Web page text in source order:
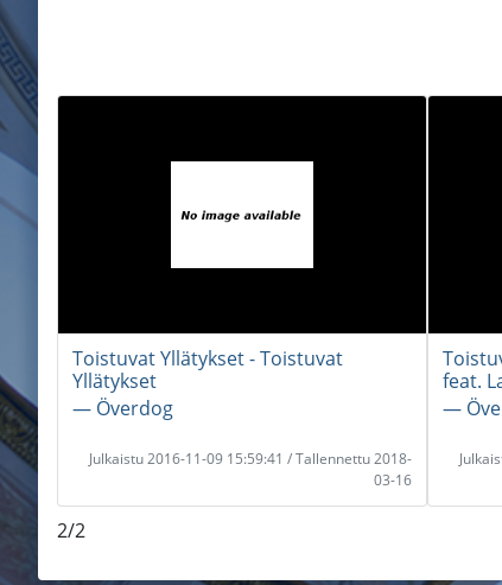
Toistuvat Yllätykset - Toistuvat
Yllätykset
― Överdog
Julkaistu 2016-11-09 15:59:41 / Tallennettu 2018-
03-16
feat.
―
2/2